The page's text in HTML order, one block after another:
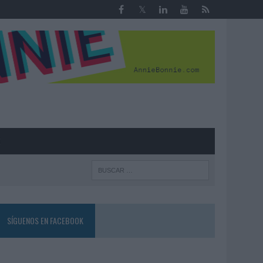
SÍGUENOS EN FACEBOOK